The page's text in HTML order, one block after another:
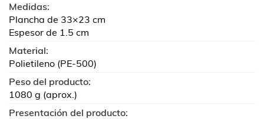
Medidas:
Plancha de 33×23 cm
Espesor de 1.5 cm
Material:
Polietileno (PE-500)
Peso del producto:
1080 g (aprox.)
Presentación del producto: